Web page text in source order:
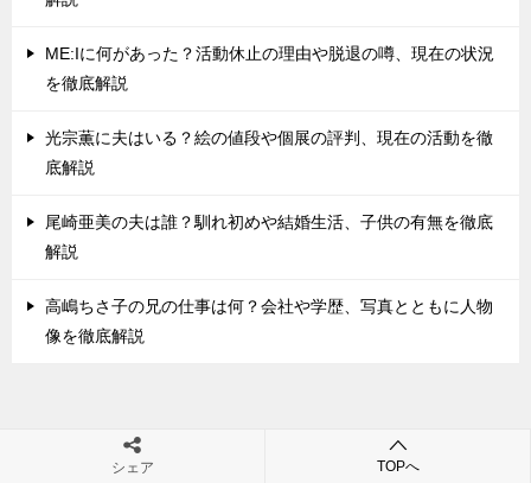
ME:Iに何があった？活動休止の理由や脱退の噂、現在の状況
を徹底解説
光宗薫に夫はいる？絵の値段や個展の評判、現在の活動を徹
底解説
尾崎亜美の夫は誰？馴れ初めや結婚生活、子供の有無を徹底
解説
高嶋ちさ子の兄の仕事は何？会社や学歴、写真とともに人物
像を徹底解説
最新エンタメ・スポーツニュース
芸能
シェア TOPへ